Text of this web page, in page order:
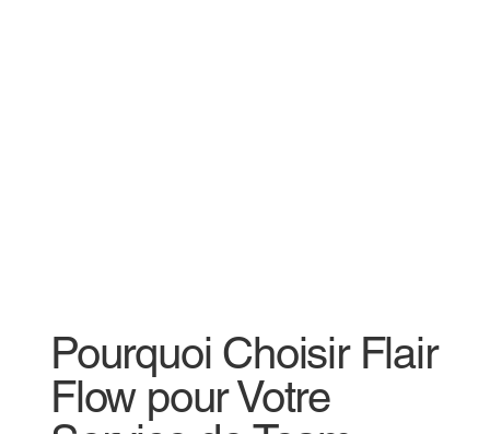
Pourquoi Choisir Flair
Flow pour Votre